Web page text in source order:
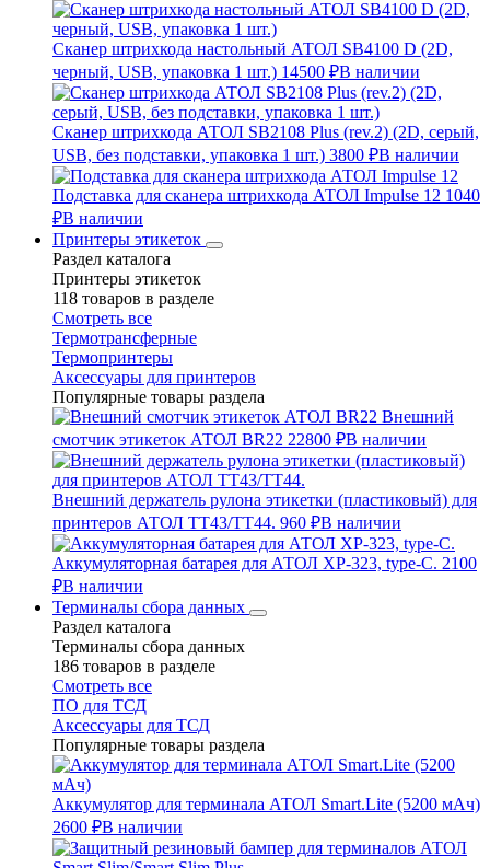
Сканер штрихкода настольный АТОЛ SB4100 D (2D,
черный, USB, упаковка 1 шт.) 14500 ₽В наличии
Сканер штрихкода АТОЛ SB2108 Plus (rev.2) (2D, серый,
USB, без подставки, упаковка 1 шт.) 3800 ₽В наличии
Подставка для сканера штрихкода АТОЛ Impulse 12 1040
₽В наличии
Принтеры этикеток
Раздел каталога
Принтеры этикеток
118 товаров в разделе
Смотреть все
Термотрансферные
Термопринтеры
Аксессуары для принтеров
Популярные товары раздела
Внешний
смотчик этикеток АТОЛ BR22 22800 ₽В наличии
Внешний держатель рулона этикетки (пластиковый) для
принтеров АТОЛ TT43/TT44. 960 ₽В наличии
Аккумуляторная батарея для АТОЛ XP-323, type-C. 2100
₽В наличии
Терминалы сбора данных
Раздел каталога
Терминалы сбора данных
186 товаров в разделе
Смотреть все
ПО для ТСД
Аксессуары для ТСД
Популярные товары раздела
Аккумулятор для терминала АТОЛ Smart.Lite (5200 мАч)
2600 ₽В наличии